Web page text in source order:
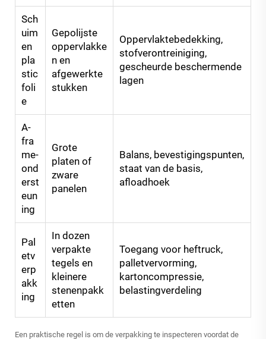
Sch
uim
en
pla
stic
foli
e
Gepolijste
oppervlakke
n en
afgewerkte
stukken
Oppervlaktebedekking,
stofverontreiniging,
gescheurde beschermende
lagen
A-
fra
me-
ond
erst
eun
ing
Grote
platen of
zware
panelen
Balans, bevestigingspunten,
staat van de basis,
afloadhoek
Pal
etv
erp
akk
ing
In dozen
verpakte
tegels en
kleinere
stenenpakk
etten
Toegang voor heftruck,
palletvervorming,
kartoncompressie,
belastingverdeling
Een praktische regel is om de verpakking te inspecteren voordat de